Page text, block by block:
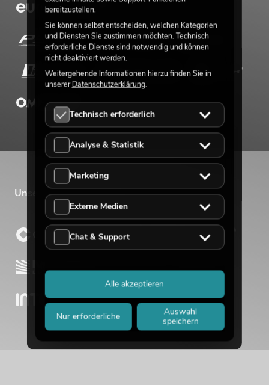
Unsere Vertriebsmarken
bereitzustellen.
Sie können selbst entscheiden, welchen Kategorien
und Diensten Sie zustimmen möchten. Technisch
erforderliche Dienste sind notwendig und können
nicht deaktiviert werden.
Weitergehende Informationen hierzu finden Sie in
unsererDatenschutzerklärung.
Technisch erforderlich
Analyse & Statistik
Marketing
Externe Medien
Chat & Support
Nur erforderliche
Auswahl
speichern
Alle akzeptieren